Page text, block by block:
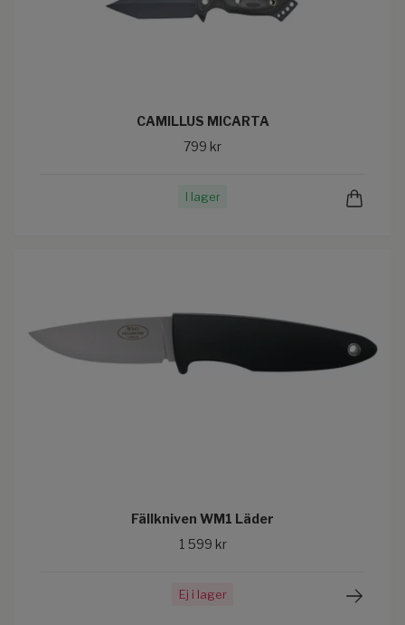
CAMILLUS MICARTA
799 kr
I lager
Fällkniven WM1 Läder
1 599 kr
Ej i lager